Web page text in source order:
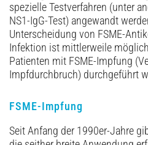
spezielle Testverfahren (unter
NS1-IgG-Test) angewandt
Unterscheidung von FSME-
Infektion ist mittlerweile
Patienten mit FSME-Impfung
Impfdurchbruch) durchgeführt
FSME-Impfung
Seit Anfang der 1990er-Jahre